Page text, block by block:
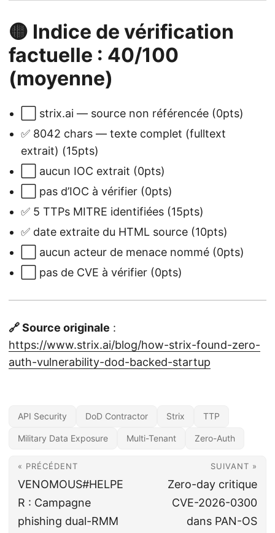
🟡 Indice de vérification
factuelle : 40/100
(moyenne)
⬜ strix.ai — source non référencée (0pts)
✅ 8042 chars — texte complet (fulltext
extrait) (15pts)
⬜ aucun IOC extrait (0pts)
⬜ pas d’IOC à vérifier (0pts)
✅ 5 TTPs MITRE identifiées (15pts)
✅ date extraite du HTML source (10pts)
⬜ aucun acteur de menace nommé (0pts)
⬜ pas de CVE à vérifier (0pts)
🔗 Source originale :
https://www.strix.ai/blog/how-strix-found-zero-
auth-vulnerability-dod-backed-startup
API Security DoD Contractor Strix TTP
Military Data Exposure Multi-Tenant Zero-Auth
« PRÉCÉDENT
VENOMOUS#HELPE
R : Campagne
phishing dual-RMM
SUIVANT »
Zero-day critique
CVE-2026-0300
dans PAN-OS